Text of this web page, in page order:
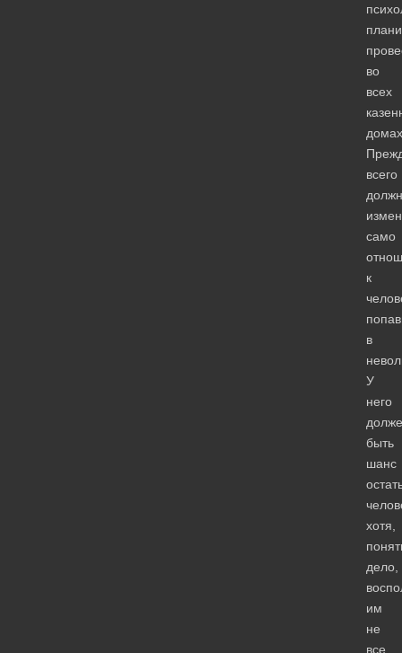
во
всех
всего
само
к
в
У
него
быть
шанс
хотя,
дело,
им
не
все.